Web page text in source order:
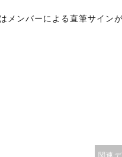
メンバーによる直筆サイン
関連